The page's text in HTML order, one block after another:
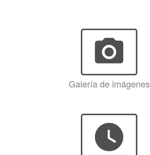
photo_camera
Galería de imágenes
watch_later